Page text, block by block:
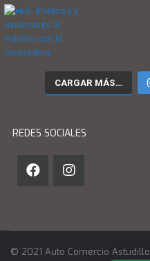
CARGAR MÁS…
REDES SOCIALES
© 2021 Auto Comercio Astudillo